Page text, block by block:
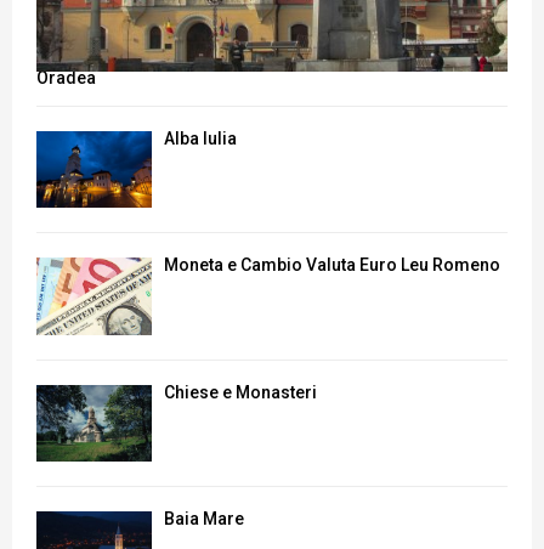
Oradea
Alba Iulia
Moneta e Cambio Valuta Euro Leu Romeno
Chiese e Monasteri
Baia Mare